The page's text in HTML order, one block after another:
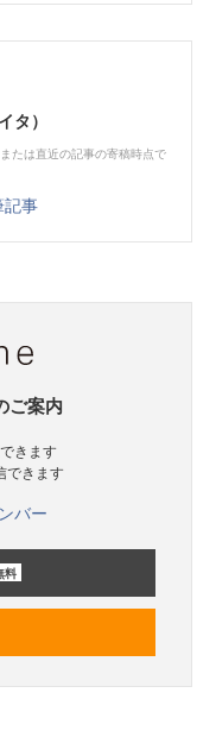
タ）
たは直近の記事の寄稿時点で
記事
ご案内
きます
できます
バー
料